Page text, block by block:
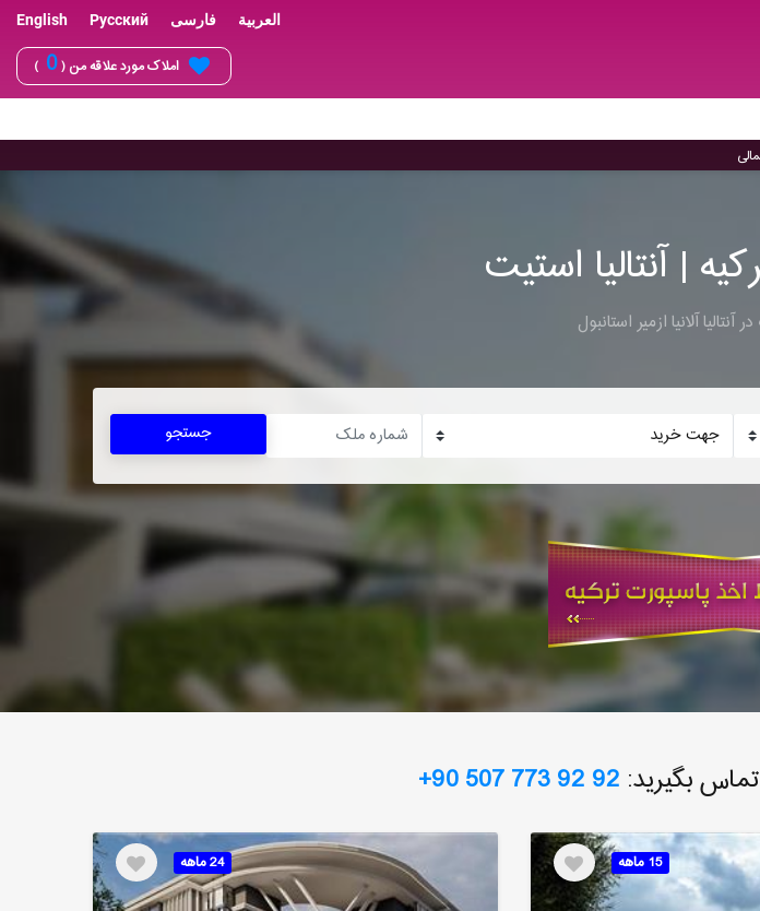
English Русский فارسی العربية
املاک مورد علاقه من (0
)
| آنتالیا استیت
آلانیا ازمیر استانبول
جستجو
بگیرید: +90 507 773 92 92
24 ماهه 15 ماهه